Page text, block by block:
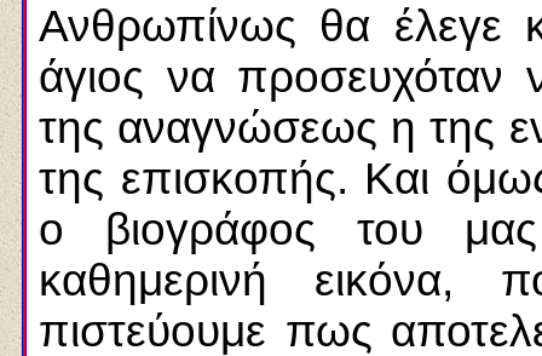
Ανθρωπίνως θα έλεγε
άγιος να προσευχόταν
της αναγνώσεως η της
της επισκοπής. Και
ο βιογράφος του μας
καθημερινή
πιστεύουμε πως